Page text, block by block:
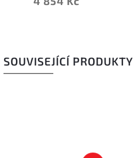
SOUVISEJÍCÍ PRODUKTY